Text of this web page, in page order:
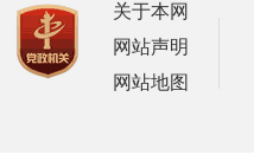
关于本网
网站声明
网站地图